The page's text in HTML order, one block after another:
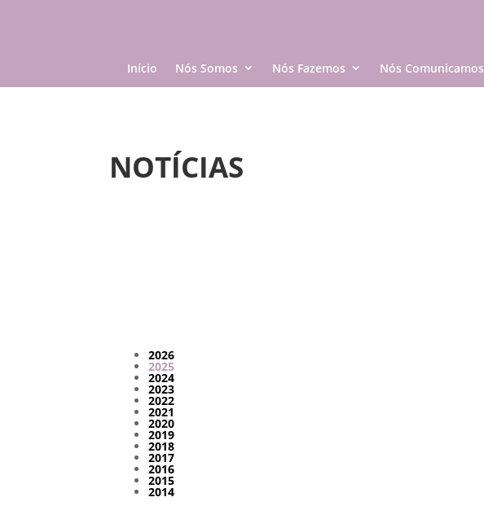
Início Nós Somos Nós Fazemos Nós Comunicamos
NOTÍCIAS
2026
2025
2024
2023
2022
2021
2020
2019
2018
2017
2016
2015
2014